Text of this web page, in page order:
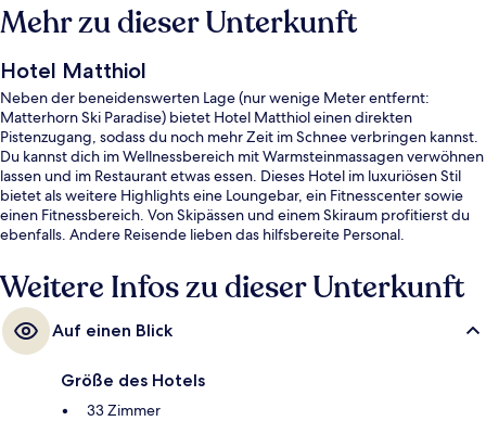
Mehr zu dieser Unterkunft
Hotel Matthiol
Neben der beneidenswerten Lage (nur wenige Meter entfernt:
Matterhorn Ski Paradise) bietet Hotel Matthiol einen direkten
Pistenzugang, sodass du noch mehr Zeit im Schnee verbringen kannst.
Du kannst dich im Wellnessbereich mit Warmsteinmassagen verwöhnen
lassen und im Restaurant etwas essen. Dieses Hotel im luxuriösen Stil
bietet als weitere Highlights eine Loungebar, ein Fitnesscenter sowie
einen Fitnessbereich. Von Skipässen und einem Skiraum profitierst du
ebenfalls. Andere Reisende lieben das hilfsbereite Personal.
Weitere Infos zu dieser Unterkunft
Auf einen Blick
Größe des Hotels
33 Zimmer